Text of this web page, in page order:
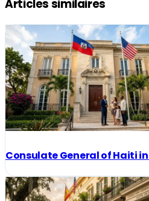
Articles similaires
Consulate General of Haiti